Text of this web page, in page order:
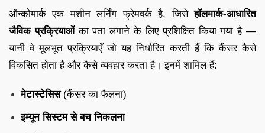
ऑन्कोमार्क एक मशीन लर्निंग फ्रेमवर्क है, जिसेहॉलमार्क-आधारित
जैविक प्रक्रियाओंका पता लगाने के लिए प्रशिक्षित किया गया है —
यानी वे मूलभूत प्रक्रियाएँ जो यह निर्धारित करती हैं कि कैंसर कैसे
विकसित होता है और कैसे व्यवहार करता है। इनमें शामिल हैं:
मेटास्टेसिस(कैंसर का फैलना)
इम्यून सिस्टम से बच निकलना